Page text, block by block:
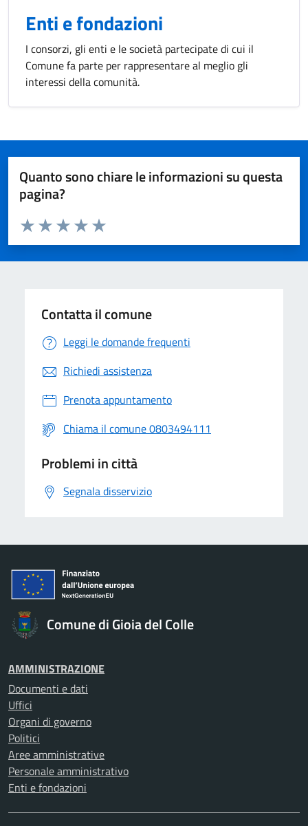
Enti e fondazioni
I consorzi, gli enti e le società partecipate di cui il
Comune fa parte per rappresentare al meglio gli
interessi della comunità.
Quanto sono chiare le informazioni su questa
pagina?
Valuta da 1 a 5 stelle la pagina
Valuta 5 stelle su 5
Valuta 4 stelle su 5
Valuta 3 stelle su 5
Valuta 2 stelle su 5
Valuta 1 stelle su 5
Contatta il comune
Leggi le domande frequenti
Richiedi assistenza
Prenota appuntamento
Chiama il comune 0803494111
Problemi in città
Segnala disservizio
Comune di Gioia del Colle
AMMINISTRAZIONE
Documenti e dati
Uffici
Organi di governo
Politici
Aree amministrative
Personale amministrativo
Enti e fondazioni